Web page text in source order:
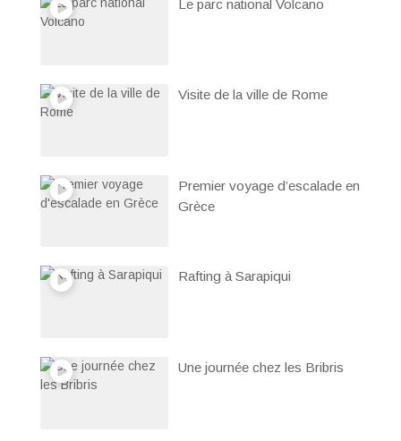
Le parc national Volcano
Visite de la ville de Rome
Premier voyage d’escalade en
Grèce
Rafting à Sarapiqui
Une journée chez les Bribris